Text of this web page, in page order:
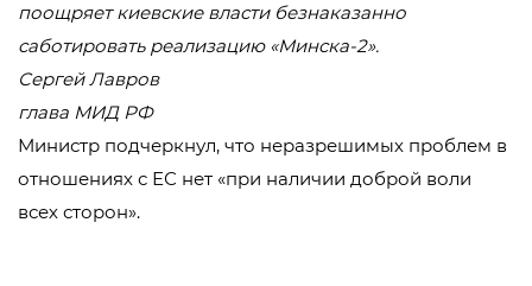
поощряет киевские власти безнаказанно
саботировать реализацию «Минска-2».
Сергей Лавров
глава МИД РФ
Министр подчеркнул, что неразрешимых проблем в
отношениях с ЕС нет «при наличии доброй воли
всех сторон».